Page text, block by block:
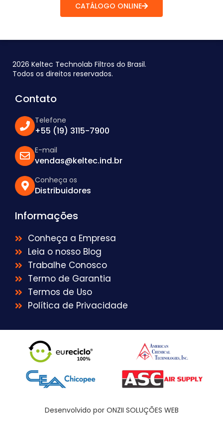
CATÁLOGO ONLINE
2026 Keltec Technolab Filtros do Brasil.
Todos os direitos reservados.
Contato
Telefone
+55 (19) 3115-7900
E-mail
vendas@keltec.ind.br
Conheça os
Distribuidores
Informações
Conheça a Empresa
Leia o nosso Blog
Trabalhe Conosco
Termo de Garantia
Termos de Uso
Política de Privacidade
Desenvolvido por ONZII SOLUÇÕES WEB